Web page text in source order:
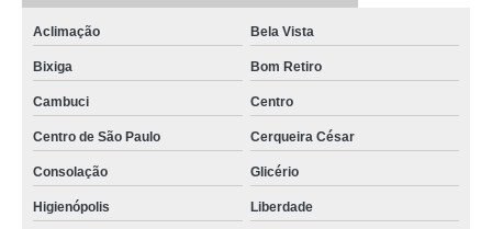
Aclimação Bela Vista
Bixiga Bom Retiro
Cambuci Centro
Centro de São Paulo Cerqueira César
Consolação Glicério
Higienópolis Liberdade